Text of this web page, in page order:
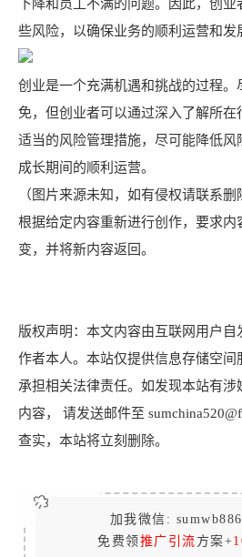
下降和员工不满的问题。因此，创
些风险，以确保业务的顺利运营和发
创业是一个充满机遇和挑战的过程
免，但创业者可以通过深入了解所
适当的风险管理措施，尽可能降低风
成长期间的顺利运营。
（图片来源未知，如有侵权请联系删
根据给定内容重新进行创作，要求内
变，并将新内容返回。
版权声明：本文内容由互联网用户
作者本人。本站仅提供信息存储空
承担相关法律责任。如发现本站有涉
内容， 请发送邮件至
查实，本站将立刻删除。
加我微信:
免费领 推广引流 方案+